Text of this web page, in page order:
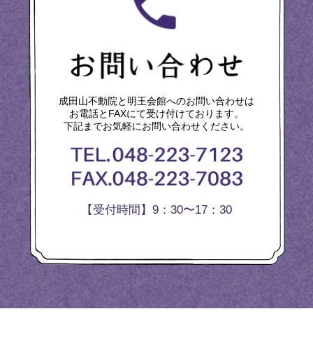
成田山不動院と明王会館へのお問い合わせは
お電話とFAXにて受け付けております。
下記までお気軽にお問い合わせください。
【受付時間】9：30〜17：30